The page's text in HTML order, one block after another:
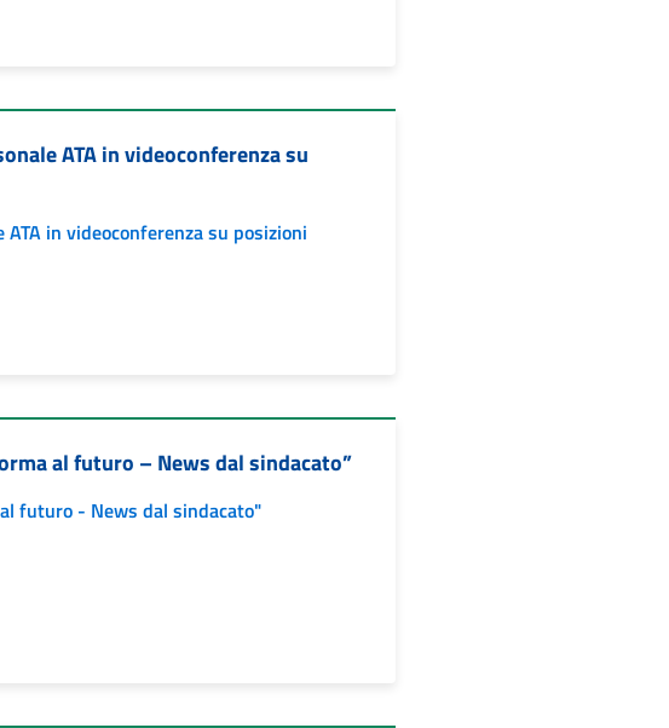
ATA in videoconferenza su
in videoconferenza su posizioni
al futuro – News dal sindacato”
futuro - News dal sindacato"